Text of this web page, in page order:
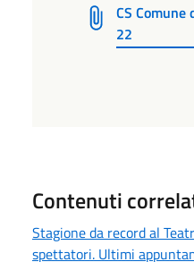
CS
22
Contenuti
Stagione da record al
spettatori. Ultimi